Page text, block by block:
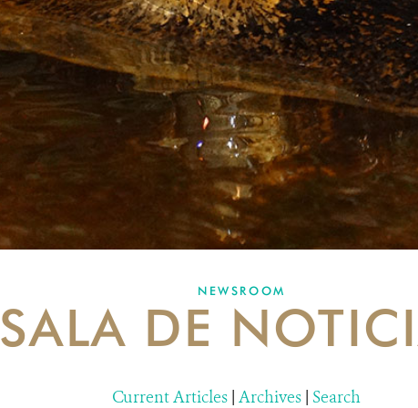
NEWSROOM
SALA DE
Current Articles | Archives | Search